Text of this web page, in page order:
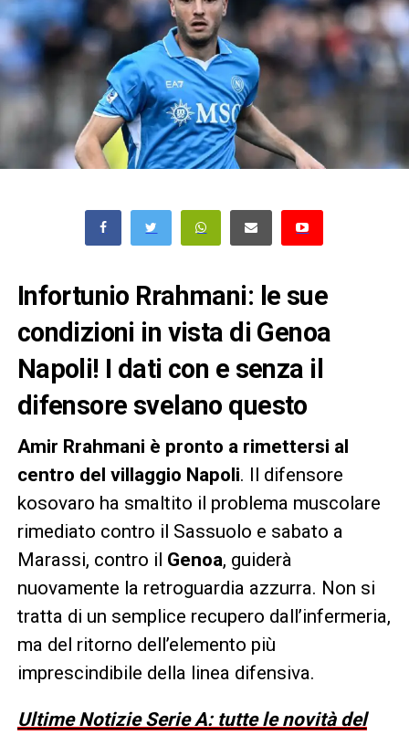
Infortunio Rrahmani: le sue
condizioni in vista di Genoa
Napoli! I dati con e senza il
difensore svelano questo
Amir Rrahmani è pronto a rimettersi al
centro del villaggio Napoli. Il difensore
kosovaro ha smaltito il problema muscolare
rimediato contro il Sassuolo e sabato a
Marassi, contro il Genoa, guiderà
nuovamente la retroguardia azzurra. Non si
tratta di un semplice recupero dall’infermeria,
ma del ritorno dell’elemento più
imprescindibile della linea difensiva.
Ultime Notizie Serie A: tutte le novità del